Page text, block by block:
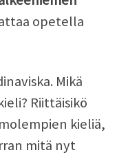
opetella
Mikä
Riittäisikö
kieliä,
mitä nyt